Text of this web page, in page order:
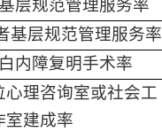
层规范管理服务率
基层规范管理服务率
内障复明手术率
心理咨询室或社会工
室建成率